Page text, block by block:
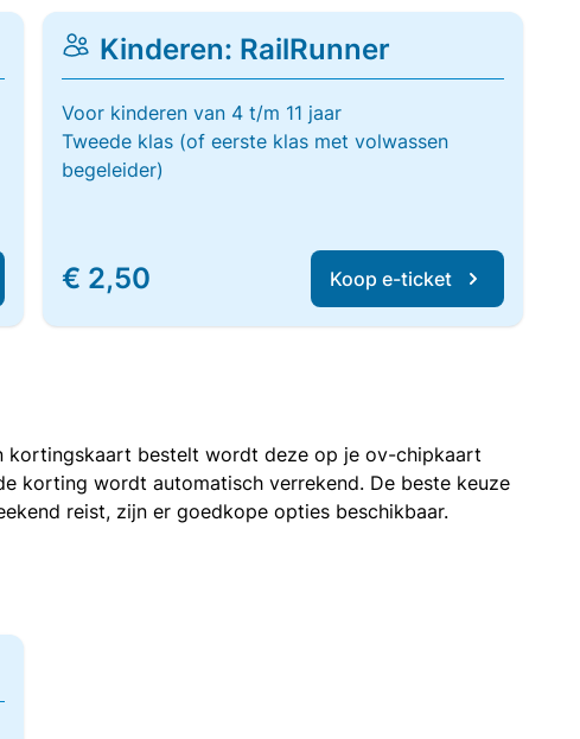
Kinderen: RailRunner
Voor kinderen van 4 t/m 11 jaar
Tweede klas (of eerste klas met volwassen
begeleider)
€ 2,50 Koop e-ticket
kortingskaart bestelt wordt deze op je ov-chipkaart
korting wordt automatisch verrekend. De beste keuze
reist, zijn er goedkope opties beschikbaar.